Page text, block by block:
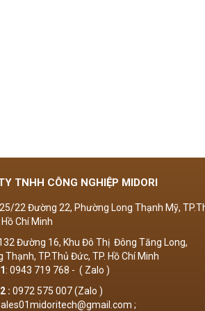
TNHH CÔNG NGHIỆP MIDORI
22 Đường 22, Phường Long Thạnh Mỹ,
Chí Minh
Đường 16, Khu Đô Thị Đông Tăng Long,
Thạnh, TP.Thủ Đức, TP. Hồ Chí Minh
: 0943 719 768 - ( Zalo )
: 0972 575 007 (Zalo )
;